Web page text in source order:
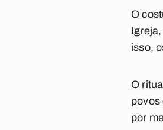
O
isso,
O
povos
por